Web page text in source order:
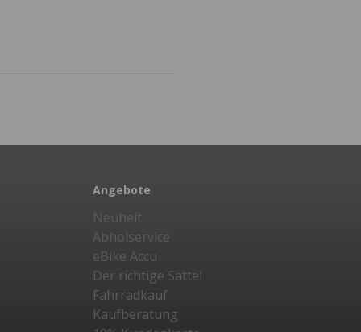
Angebote
Neuheit
Abholservice
eBike Accu
Der richtige Sattel
Fahrradkauf
Kaufberatung